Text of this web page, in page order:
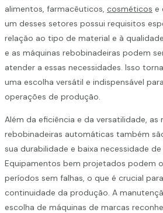
alimentos, farmacêuticos, cosméticos e
um desses setores possui requisitos
relação ao tipo de material e à
e as máquinas rebobinadeiras podem
atender a essas necessidades. Isso
uma escolha versátil e indispensável
operações de produção.
Além da eficiência e da versatilidade, as
rebobinadeiras automáticas também
sua durabilidade e baixa necessidade de
Equipamentos bem projetados podem
períodos sem falhas, o que é crucial
continuidade da produção. A
escolha de máquinas de marcas